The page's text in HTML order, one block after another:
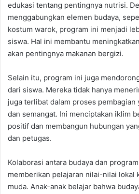
edukasi tentang pentingnya nutrisi.
menggabungkan elemen budaya,
kostum warok, program ini menjadi
siswa. Hal ini membantu
akan pentingnya makanan bergizi.
Selain itu, program ini juga
dari siswa. Mereka tidak hanya
juga terlibat dalam proses pembagian
dan semangat. Ini menciptakan iklim
positif dan membangun hubungan
dan petugas.
Kolaborasi antara budaya dan
memberikan pelajaran nilai-nilai lokal
muda. Anak-anak belajar bahwa